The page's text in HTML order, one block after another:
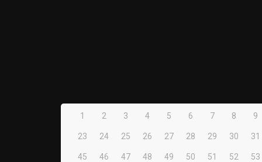
1 2 3 4 5 6 7 8 9
23 24 25 26 27 28 29 30 31
45 46 47 48 49 50 51 52 53